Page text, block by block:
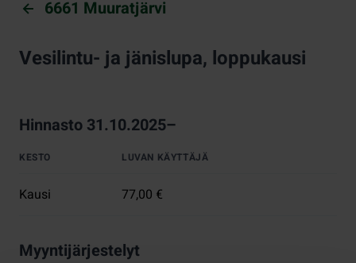
6661 Muuratjärvi
Vesilintu- ja jänislupa, loppukausi
Hinnasto 31.10.2025–
KESTO LUVAN KÄYTTÄJÄ
Kausi 77,00 €
Myyntijärjestelyt